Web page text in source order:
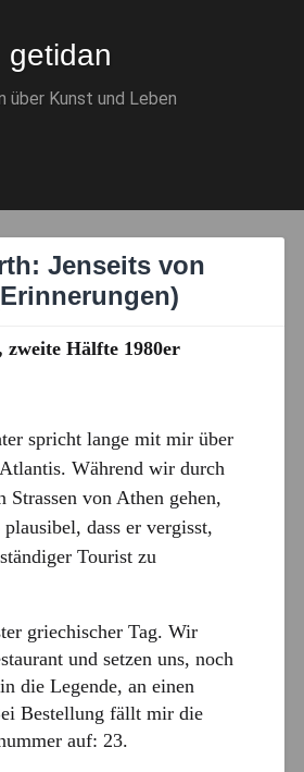
getidan
über Kunst und Leben
Jenseits von
zweite Hälfte 1980er
spricht lange mit mir über
Während wir durch
Strassen von Athen gehen,
dass er vergisst,
Tourist zu
griechischer Tag. Wir
und setzen uns, noch
die Legende, an einen
Bestellung fällt mir die
auf: 23.